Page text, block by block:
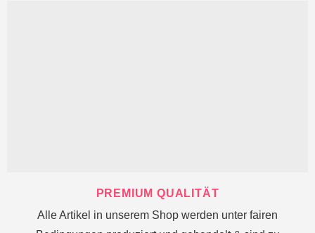
PREMIUM QUALITÄT
Alle Artikel in unserem Shop werden unter fairen